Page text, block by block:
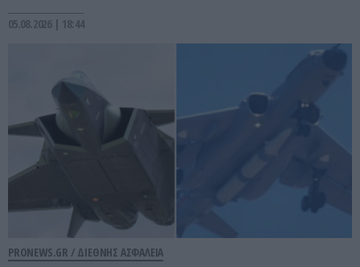
05.08.2026 | 18:44
PRONEWS.GR / ΔΙΕΘΝΗΣ ΑΣΦΑΛΕΙΑ